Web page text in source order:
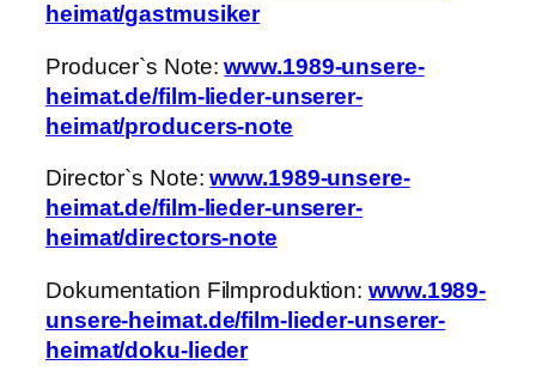
heimat/gastmusiker
Producer`s Note:www.1989-unsere-
heimat.de/film-lieder-unserer-
heimat/producers-note
Director`s Note:www.1989-unsere-
heimat.de/film-lieder-unserer-
heimat/directors-note
Dokumentation Filmproduktion: www.1989-
unsere-heimat.de/film-lieder-unserer-
heimat/doku-lieder